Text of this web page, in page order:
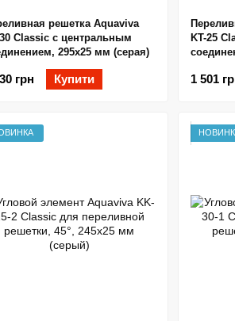
решетка Aquaviva
30 Classic с центральным
295x25 мм (серая)
грн Купити
KT-25
1 501